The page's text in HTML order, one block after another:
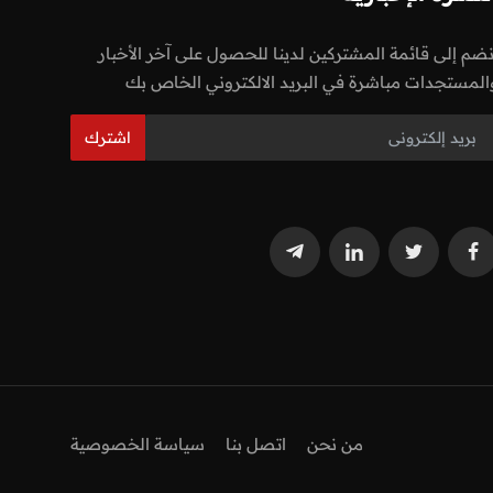
إلى قائمة المشتركين لدينا للحصول على آخر الأخبار
مباشرة في البريد الالكتروني الخاص بك
اشترك
من نحن اتصل بنا سياسة الخصوصية